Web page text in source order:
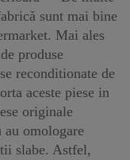
sunt mai bine
Mai ales
produse
reconditionate de
aceste piese in
originale
au omologare
slabe. Astfel,